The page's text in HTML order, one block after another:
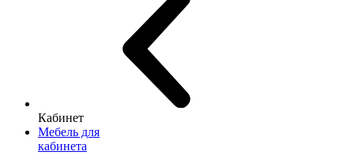
Кабинет
Мебель для
кабинета